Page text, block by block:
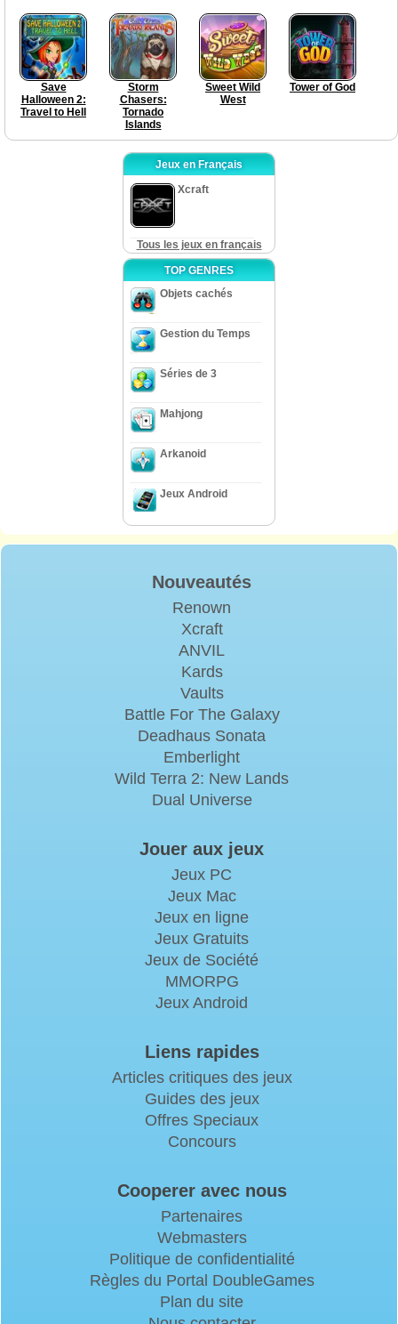
Save
Halloween 2:
Travel to Hell
Storm
Chasers:
Tornado
Islands
Sweet Wild
West
Tower of God
Jeux en Français
Xcraft
Tous les jeux en français
TOP GENRES
Objets cachés
Gestion du Temps
Séries de 3
Mahjong
Arkanoid
Jeux Android
Nouveautés
Renown
Xcraft
ANVIL
Kards
Vaults
Battle For The Galaxy
Deadhaus Sonata
Emberlight
Wild Terra 2: New Lands
Dual Universe
Jouer aux jeux
Jeux PC
Jeux Mac
Jeux en ligne
Jeux Gratuits
Jeux de Société
MMORPG
Jeux Android
Liens rapides
Articles critiques des jeux
Guides des jeux
Offres Speciaux
Concours
Cooperer avec nous
Partenaires
Webmasters
Politique de confidentialité
Règles du Portal DoubleGames
Plan du site